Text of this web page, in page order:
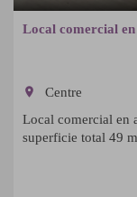
Local comercial
room
Centre
Local comercial en
superficie total 49